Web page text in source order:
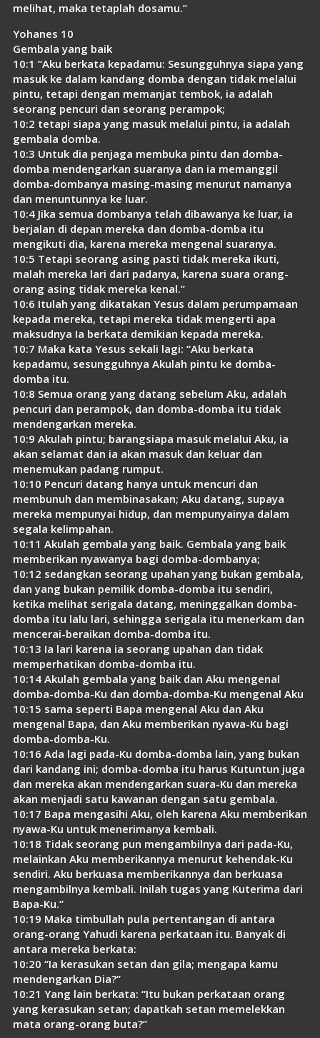
melihat, maka tetaplah dosamu.”
Yohanes 10
Gembala yang baik
10:1 “Aku berkata kepadamu: Sesungguhnya siapa yang
masuk ke dalam kandang domba dengan tidak melalui
pintu, tetapi dengan memanjat tembok, ia adalah
seorang pencuri dan seorang perampok;
10:2 tetapi siapa yang masuk melalui pintu, ia adalah
gembala domba.
10:3 Untuk dia penjaga membuka pintu dan domba-
domba mendengarkan suaranya dan ia memanggil
domba-dombanya masing-masing menurut namanya
dan menuntunnya ke luar.
10:4 Jika semua dombanya telah dibawanya ke luar, ia
berjalan di depan mereka dan domba-domba itu
mengikuti dia, karena mereka mengenal suaranya.
10:5 Tetapi seorang asing pasti tidak mereka ikuti,
malah mereka lari dari padanya, karena suara orang-
orang asing tidak mereka kenal.”
10:6 Itulah yang dikatakan Yesus dalam perumpamaan
kepada mereka, tetapi mereka tidak mengerti apa
maksudnya Ia berkata demikian kepada mereka.
10:7 Maka kata Yesus sekali lagi: “Aku berkata
kepadamu, sesungguhnya Akulah pintu ke domba-
domba itu.
10:8 Semua orang yang datang sebelum Aku, adalah
pencuri dan perampok, dan domba-domba itu tidak
mendengarkan mereka.
10:9 Akulah pintu; barangsiapa masuk melalui Aku, ia
akan selamat dan ia akan masuk dan keluar dan
menemukan padang rumput.
10:10 Pencuri datang hanya untuk mencuri dan
membunuh dan membinasakan; Aku datang, supaya
mereka mempunyai hidup, dan mempunyainya dalam
segala kelimpahan.
10:11 Akulah gembala yang baik. Gembala yang baik
memberikan nyawanya bagi domba-dombanya;
10:12 sedangkan seorang upahan yang bukan gembala,
dan yang bukan pemilik domba-domba itu sendiri,
ketika melihat serigala datang, meninggalkan domba-
domba itu lalu lari, sehingga serigala itu menerkam dan
mencerai-beraikan domba-domba itu.
10:13 Ia lari karena ia seorang upahan dan tidak
memperhatikan domba-domba itu.
10:14 Akulah gembala yang baik dan Aku mengenal
domba-domba-Ku dan domba-domba-Ku mengenal Aku
10:15 sama seperti Bapa mengenal Aku dan Aku
mengenal Bapa, dan Aku memberikan nyawa-Ku bagi
domba-domba-Ku.
10:16 Ada lagi pada-Ku domba-domba lain, yang bukan
dari kandang ini; domba-domba itu harus Kutuntun juga
dan mereka akan mendengarkan suara-Ku dan mereka
akan menjadi satu kawanan dengan satu gembala.
10:17 Bapa mengasihi Aku, oleh karena Aku memberikan
nyawa-Ku untuk menerimanya kembali.
10:18 Tidak seorang pun mengambilnya dari pada-Ku,
melainkan Aku memberikannya menurut kehendak-Ku
sendiri. Aku berkuasa memberikannya dan berkuasa
mengambilnya kembali. Inilah tugas yang Kuterima dari
Bapa-Ku.”
10:19 Maka timbullah pula pertentangan di antara
orang-orang Yahudi karena perkataan itu. Banyak di
antara mereka berkata:
10:20 “Ia kerasukan setan dan gila; mengapa kamu
mendengarkan Dia?”
10:21 Yang lain berkata: “Itu bukan perkataan orang
yang kerasukan setan; dapatkah setan memelekkan
mata orang-orang buta?”